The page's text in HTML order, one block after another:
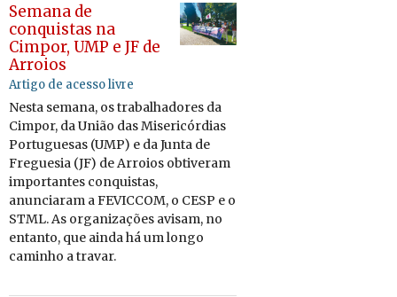
Semana de
conquistas na
Cimpor, UMP e JF de
Arroios
Artigo de acesso livre
Nesta se­mana, os tra­ba­lha­dores da
Cimpor, da União das Mi­se­ri­cór­dias
Por­tu­guesas (UMP) e da Junta de
Fre­guesia (JF) de Ar­roios ob­ti­veram
im­por­tantes con­quistas,
anun­ci­aram a FE­VICCOM, o CESP e o
STML. As or­ga­ni­za­ções avisam, no
en­tanto, que ainda há um longo
ca­minho a travar.